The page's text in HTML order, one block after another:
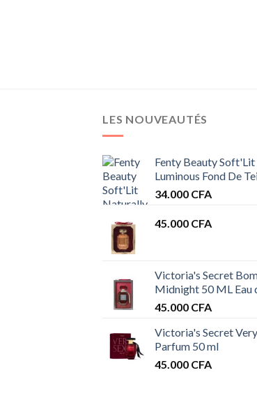
LES NOUVEAUTÉS
Fenty Beauty
Luminous Fond De
34.000 CFA
45.000 CFA
Victoria's Secret
Midnight 50 ML Eau
45.000 CFA
Victoria's Secret
Parfum 50 ml
45.000 CFA